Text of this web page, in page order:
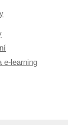
e-learning